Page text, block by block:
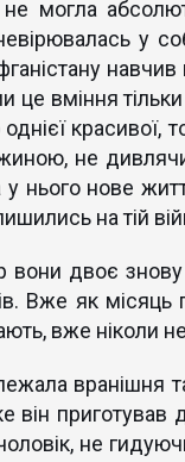
могла
у
навчив
це вміння
красивої,
не
нього нове
на тій
вони двоє
Вже як місяць
вже ніколи
вранішня
він
не